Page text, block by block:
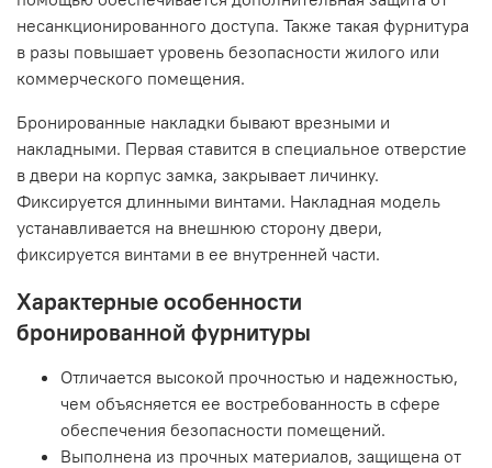
несанкционированного доступа. Также такая фурнитура
в разы повышает уровень безопасности жилого или
коммерческого помещения.
Бронированные накладки бывают врезными и
накладными. Первая ставится в специальное отверстие
в двери на корпус замка, закрывает личинку.
Фиксируется длинными винтами. Накладная модель
устанавливается на внешнюю сторону двери,
фиксируется винтами в ее внутренней части.
Характерные особенности
бронированной фурнитуры
Отличается высокой прочностью и надежностью,
чем объясняется ее востребованность в сфере
обеспечения безопасности помещений.
Выполнена из прочных материалов, защищена от